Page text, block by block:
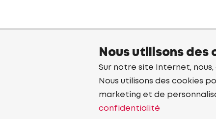
Nous utilisons des
Sur notre site Internet, nous,
Nous utilisons des cookies
marketing et de
confidentialité